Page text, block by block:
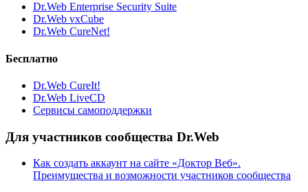
Dr.Web Enterprise Security Suite
Dr.Web vxCube
Dr.Web CureNet!
Бесплатно
Dr.Web CureIt!
Dr.Web LiveCD
Сервисы самоподдержки
Для участников сообщества Dr.Web
Как создать аккаунт на сайте «Доктор Веб».
Преимущества и возможности участников сообщества